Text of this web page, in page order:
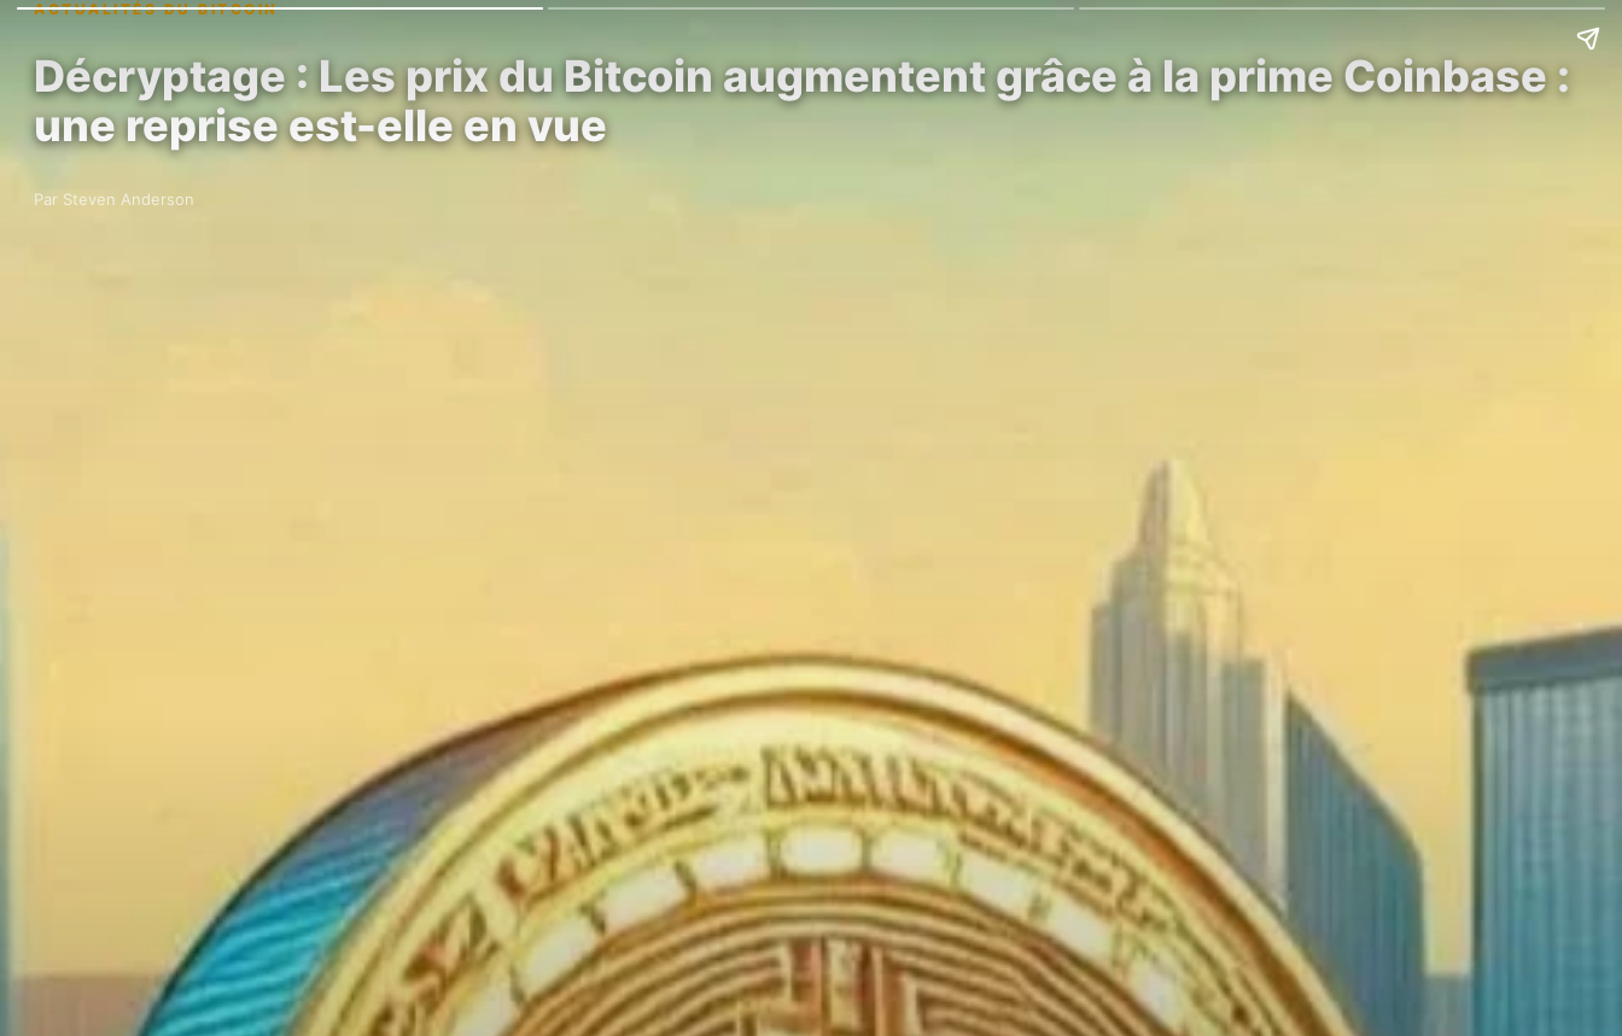
ACTUALITÉS DU BITCOIN
Décryptage : Les prix du Bitcoin augmentent grâce à la prime Coinbase :
une reprise est-elle en vue
Par Steven Anderson